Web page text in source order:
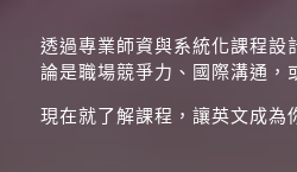
透過專業師資與系統化課程設
論是職場競爭力、國際溝通，
現在就了解課程，讓英文成為